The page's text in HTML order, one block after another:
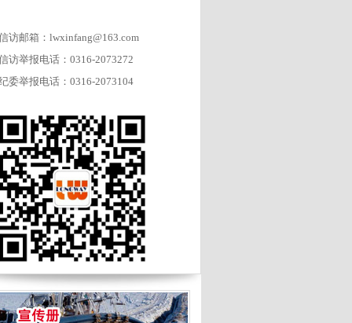
访邮箱：lwxinfang@163.com
访举报电话：0316-2073272
委举报电话：0316-2073104